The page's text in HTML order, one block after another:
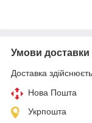
Умови доставки
Доставка
Нова Пошта
Укрпошта